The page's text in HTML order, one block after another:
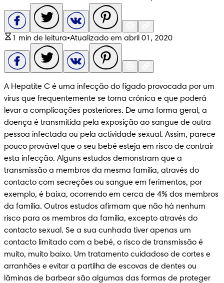
1 min de leitura•Atualizado em abril 01, 2020
A Hepatite C é uma infecção do fígado provocada por um
vírus que frequentemente se torna crónica e que poderá
levar a complicações posteriores. De uma forma geral, a
doença é transmitida pela exposição ao sangue de outra
pessoa infectada ou pela actividade sexual. Assim, parece
pouco provável que o seu bebé esteja em risco de contrair
esta infecção. Alguns estudos demonstram que a
transmissão a membros da mesma família, através do
contacto com secreções ou sangue em ferimentos, por
exemplo, é baixa, ocorrendo em cerca de 4% dos membros
da família. Outros estudos afirmam que não há nenhum
risco para os membros da família, excepto através do
contacto sexual. Se a sua cunhada tiver apenas um
contacto limitado com a bebé, o risco de transmissão é
muito, muito baixo. Um tratamento cuidadoso de cortes e
arranhões e evitar a partilha de escovas de dentes ou
lâminas de barbear são algumas das formas de proteger